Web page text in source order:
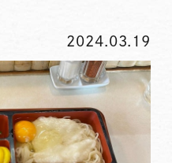
2024.03.19